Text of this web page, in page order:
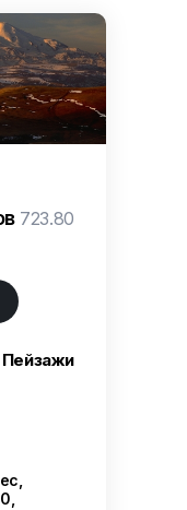
723.80
Пейзажи